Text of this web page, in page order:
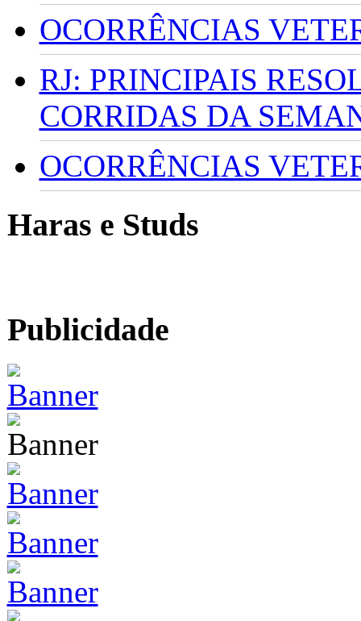
OCORRÊNCIAS
RJ: PRINCIPAIS
CORRIDAS DA
OCORRÊNCIAS
Haras e Studs
Publicidade